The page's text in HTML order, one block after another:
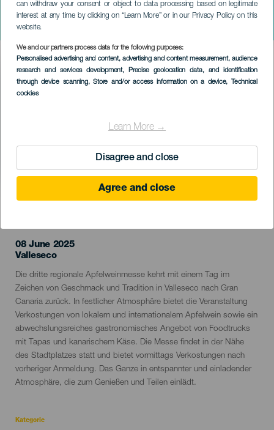
can withdraw your consent or object to data processing based on legitimate
interest at any time by clicking on “Learn More” or in our Privacy Policy on this
website.
We and our partners process data for the following purposes:
Personalised advertising and content, advertising and content measurement, audience
research and services development, Precise geolocation data, and identification
through device scanning, Store and/or access information on a device, Technical
cookies
Learn More →
Disagree and close
Agree and close
Regionale
Apfelweinmesse
Imagen
Listado
08 June 2025
Localidad
Valleseco
Descripción
del
evento
Die dritte regionale Apfelweinmesse kehrt mit einem Tag im
Zeichen von Geschmack und Tradition in Valleseco nach Gran
Canaria zurück. In festlicher Atmosphäre bietet die Veranstaltung
Verkostungen von lokalem und internationalem Apfelwein sowie ein
abwechslungsreiches gastronomisches Angebot von Foodtrucks
mit Tapas und kanarischem Käse. Die Messe findet in der Nähe
des Stadtplatzes statt und bietet vormittags Verkostungen nach
vorheriger Anmeldung. Das Ganze in entspannter und einladender
Atmosphäre, die zum Genießen und Teilen einlädt.
Kategorie